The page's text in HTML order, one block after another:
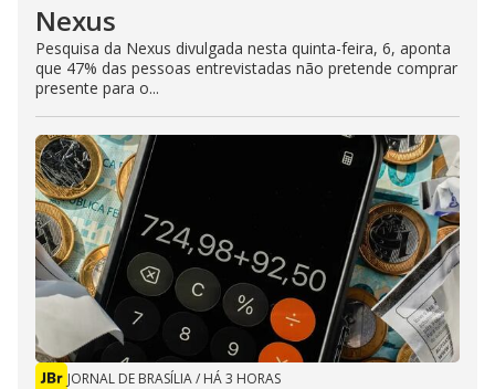
Nexus
Pesquisa da Nexus divulgada nesta quinta-feira, 6, aponta
que 47% das pessoas entrevistadas não pretende comprar
presente para o...
JORNAL DE BRASÍLIA/ HÁ 3 HORAS